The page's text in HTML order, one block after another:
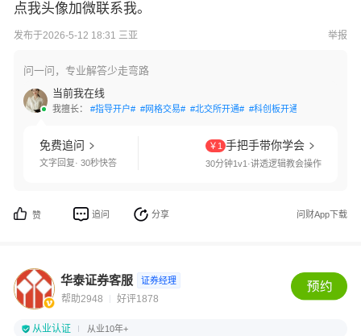
点我头像加微联系我。
发布于2026-5-12 18:31 三亚 举报
问一问，专业解答少走弯路
当前我在线
我擅长： #指导开户# #网格交易# #北交所开通# #科创板开通#
免费追问
文字回复· 30秒快答
￥1 手把手带你学会
30分钟1v1·讲透逻辑教会操作
赞 追问 分享 问财App下载
华泰证券客服 证券经理
帮助2948 好评1878
从业认证 从业10年+